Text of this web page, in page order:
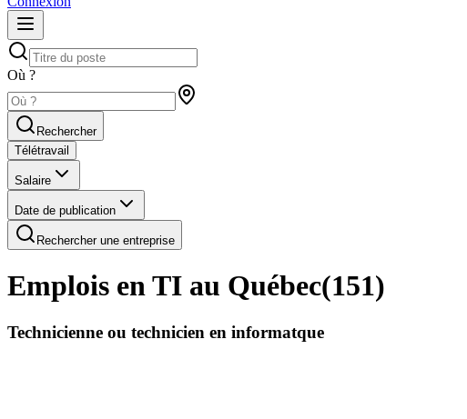
Où ?
Rechercher
Télétravail
Salaire
Date de publication
Rechercher une entreprise
Emplois en TI au Québec(151)
Technicienne ou technicien en informatque